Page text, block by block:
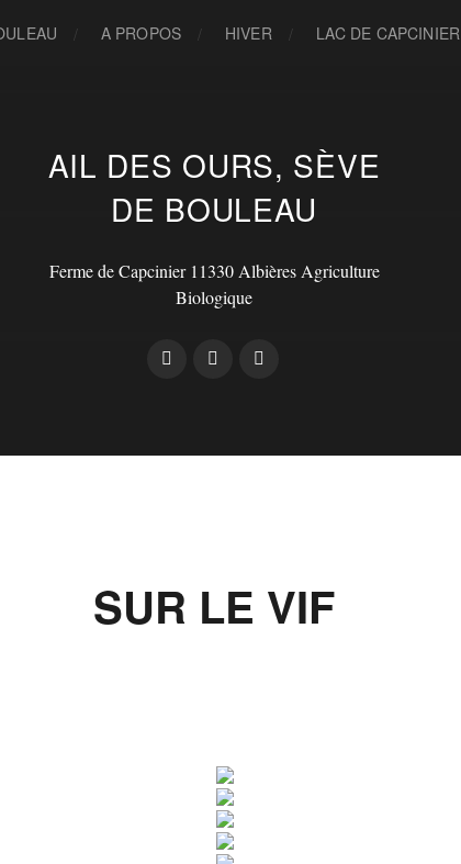
A PROPOS HIVER LAC DE CAPCINIER
AIL DES OURS, SÈVE
DE BOULEAU
Ferme de Capcinier 11330 Albières Agriculture
Biologique
SUR LE VIF